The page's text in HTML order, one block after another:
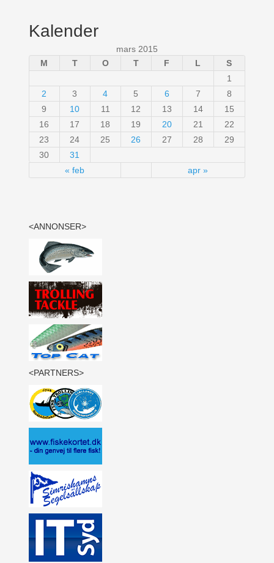
Kalender
mars 2015
M
T O T F L S
« feb apr »
1
2
3 4 5 6 7
8
9
10 11 12 13 14
15
16
17 18 19 20 21
22
23
24 25 26 27 28
29
30
31
<ANNONSER>
<PARTNERS>